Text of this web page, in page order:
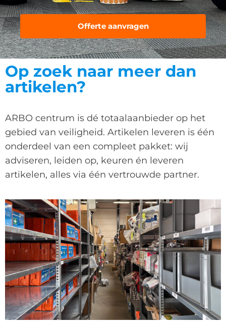
Offerte aanvragen
Op zoek naar meer dan
artikelen?
ARBO centrum is dé totaalaanbieder op het
gebied van veiligheid. Artikelen leveren is één
onderdeel van een compleet pakket: wij
adviseren, leiden op, keuren én leveren
artikelen, alles via één vertrouwde partner.